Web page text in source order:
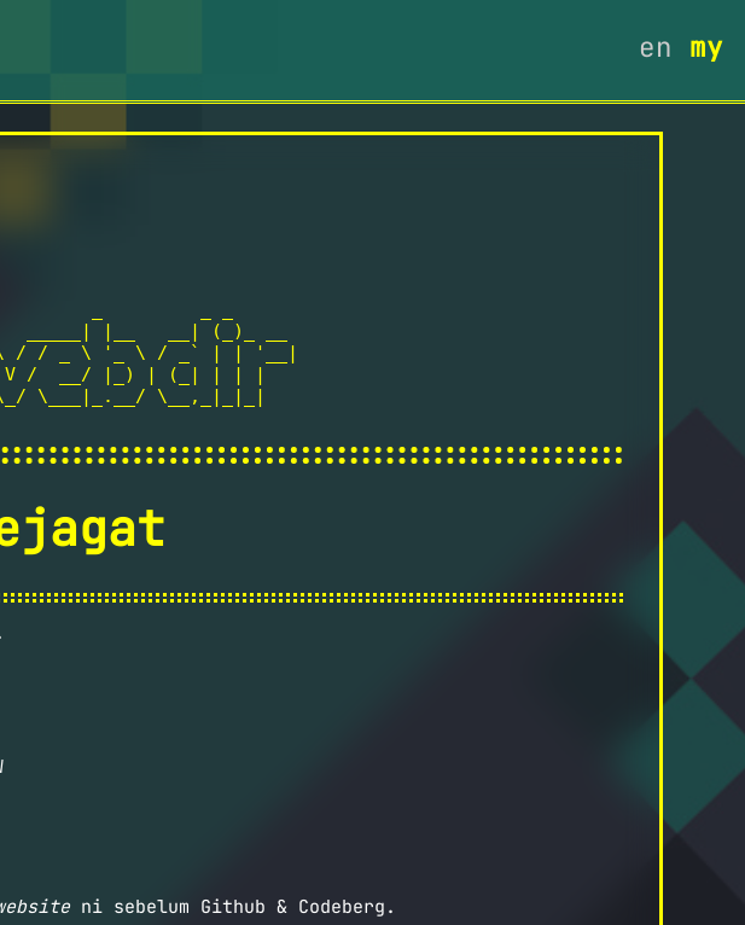
en my
_         _ _
_____| |__   __| (_)_ __
/ _ \ '_ \ / _` | | '__|
/  __/ |_) | (_| | | |
\___|_.__/ \__,_|_|_|
ni sebelum Github & Codeberg.